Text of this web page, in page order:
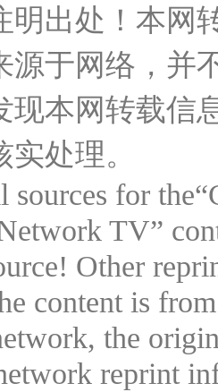
明出处！本网
源于网络，并
现本网转载信
处理。
sources for
TV”
Other
content is
the
reprint